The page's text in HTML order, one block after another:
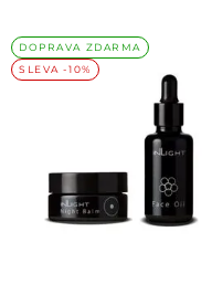
DOPRAVA ZDARMA
SLEVA -10%